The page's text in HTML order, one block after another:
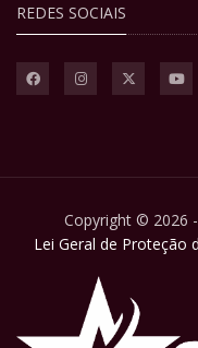
REDES SOCIAIS
Copyright © 2026
Lei Geral de Proteção